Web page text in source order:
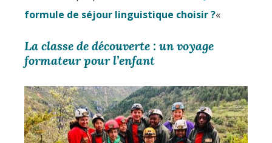
formule de séjour linguistique choisir ?«
La classe de découverte : un voyage
formateur pour l’enfant